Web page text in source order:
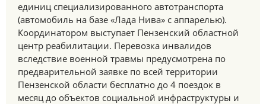
единиц специализированного автотранспорта
(автомобиль на базе «Лада Нива» с аппарелью).
Координатором выступает Пензенский областной
центр реабилитации. Перевозка инвалидов
вследствие военной травмы предусмотрена по
предварительной заявке по всей территории
Пензенской области бесплатно до 4 поездок в
месяц до объектов социальной инфраструктуры и